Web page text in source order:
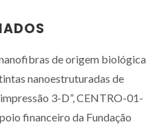
de origem biológica
nanoestruturadas de
3-D”, CENTRO-01-
financeiro da Fundação